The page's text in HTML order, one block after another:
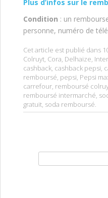
Plus d’infos sur le
Condition : un
personne, numéro de
Cet article est publié dans
Colruyt, Cora, Delhaize,
cashback, cashback pepsi,
remboursé, pepsi, Pepsi
carrefour, remboursé
remboursé intermarché,
gratuit, soda remboursé.